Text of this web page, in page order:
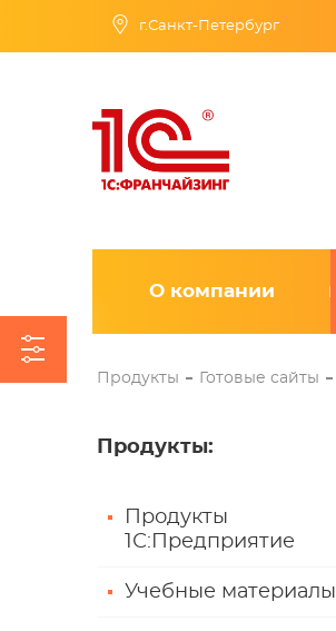
г.Санкт-Петербург
О компании
Продукты Готовые сайты
Продукты:
Продукты
1С:Предприятие
Учебные материалы